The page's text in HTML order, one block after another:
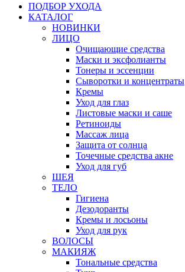
ПОДБОР УХОДА
КАТАЛОГ
НОВИНКИ
ЛИЦО
Очищающие средства
Маски и эксфолианты
Тонеры и эссенции
Сыворотки и концентраты
Кремы
Уход для глаз
Листовые маски и саше
Ретиноиды
Массаж лица
Защита от солнца
Точечные средства акне
Уход для губ
ШЕЯ
ТЕЛО
Гигиена
Дезодоранты
Кремы и лосьоны
Уход для рук
ВОЛОСЫ
МАКИЯЖ
Тональные средства